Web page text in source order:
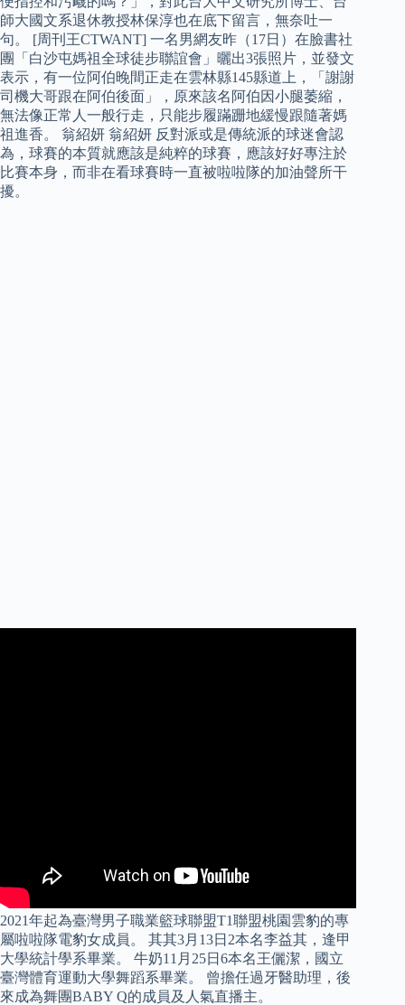
師大國文系退休教授林保淳也在底下留言，無奈吐一
句。 [周刊王CTWANT] 一名男網友昨（17日）在臉書社
團「白沙屯媽祖全球徒步聯誼會」曬出3張照片，並發文
表示，有一位阿伯晚間正走在雲林縣145縣道上，「謝謝
司機大哥跟在阿伯後面」，原來該名阿伯因小腿萎縮，
無法像正常人一般行走，只能步履蹣跚地緩慢跟隨著媽
祖進香。 翁紹妍 翁紹妍 反對派或是傳統派的球迷會認
為，球賽的本質就應該是純粹的球賽，應該好好專注於
比賽本身，而非在看球賽時一直被啦啦隊的加油聲所干
擾。
2021年起為臺灣男子職業籃球聯盟T1聯盟桃園雲豹的專
屬啦啦隊電豹女成員。 其其3月13日2本名李益其，逢甲
大學統計學系畢業。 牛奶11月25日6本名王儷潔，國立
臺灣體育運動大學舞蹈系畢業。 曾擔任過牙醫助理，後
來成為舞團BABY Q的成員及人氣直播主。